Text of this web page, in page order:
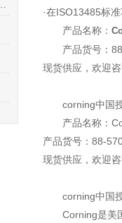
·在ISO13485标
产品名称：
产品货号：
现货供应，欢迎
corning中国
产品名称：
产品货号：88-
现货供应，欢迎
corning中国
Corning是美